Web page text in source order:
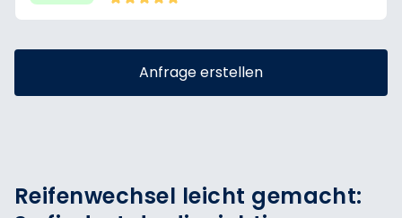
Anfrage erstellen
Reifenwechsel leicht gemacht: